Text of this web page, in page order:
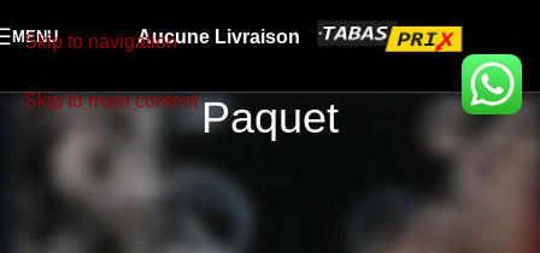
Skip to navigation
Skip to main content
MENU Aucune Livraison
Paquet
Accueil TABAC Paquet
Page 27
Affichage de 313–320 sur 320 résultats